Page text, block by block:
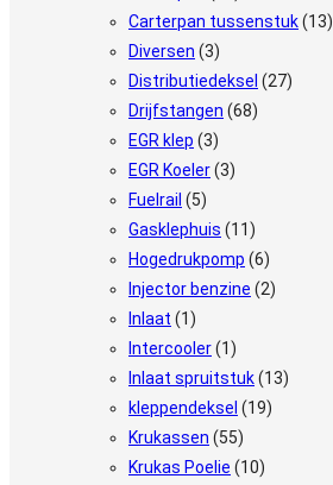
Carterpan tussenstuk(13)
Diversen (3)
Distributiedeksel (27)
Drijfstangen (68)
EGR klep (3)
EGR Koeler(3)
Fuelrail (5)
Gasklephuis (11)
Hogedrukpomp (6)
Injector benzine (2)
Inlaat (1)
Intercooler(1)
Inlaat spruitstuk(13)
kleppendeksel (19)
Krukassen (55)
Krukas Poelie (10)